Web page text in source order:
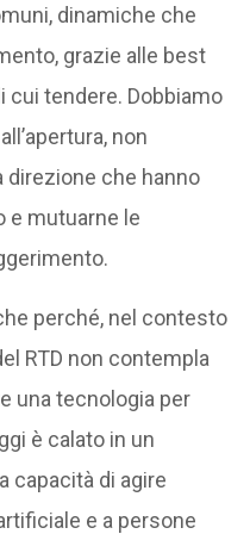
dinamiche che
grazie alle best
cui tendere. Dobbiamo
non
direzione che hanno
e mutuarne le
perché, nel contesto
RTD non contempla
una tecnologia per
è calato in un
capacità di agire
e a persone